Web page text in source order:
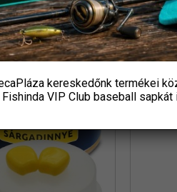
kereskedőnk termékei
Fishinda VIP Club baseball sapkát